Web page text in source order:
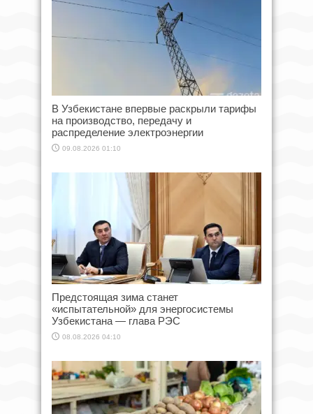
В Узбекистане впервые раскрыли тарифы
на производство, передачу и
распределение электроэнергии
09.08.2026 01:10
Предстоящая зима станет
«испытательной» для энергосистемы
Узбекистана — глава РЭС
08.08.2026 04:10